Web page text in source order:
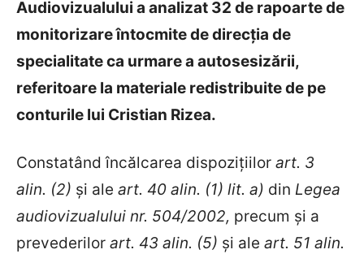
Audiovizualului a analizat 32 de rapoarte de
monitorizare întocmite de direcția de
specialitate ca urmare a autosesizării,
referitoare la materiale redistribuite de pe
conturile lui Cristian Rizea.
Constatând încălcarea dispozițiilor art. 3
alin. (2) și ale art. 40 alin. (1) lit. a) din Legea
audiovizualului nr. 504/2002, precum și a
prevederilor art. 43 alin. (5) și ale art. 51 alin.